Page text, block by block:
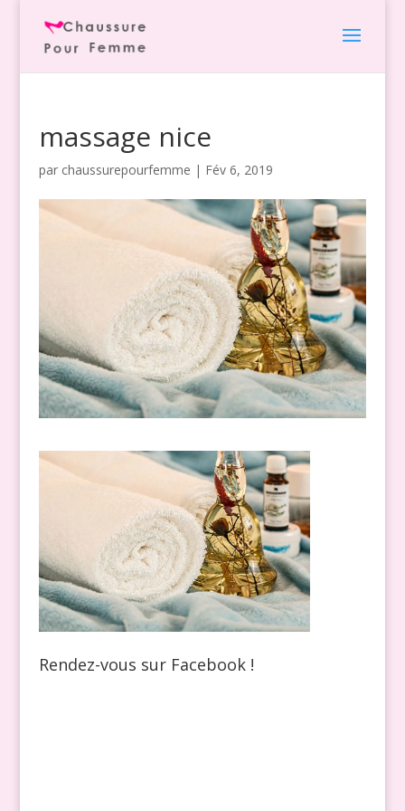
massage nice
par chaussurepourfemme | Fév 6, 2019
Rendez-vous sur Facebook !